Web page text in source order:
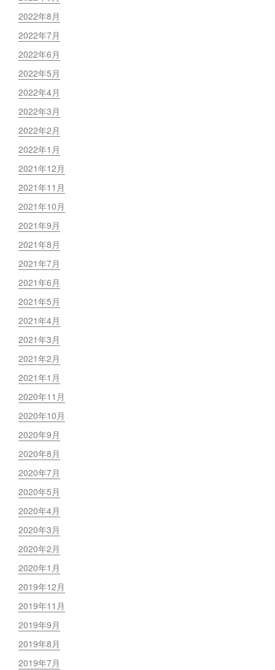
2022年8月
2022年7月
2022年6月
2022年5月
2022年4月
2022年3月
2022年2月
2022年1月
2021年12月
2021年11月
2021年10月
2021年9月
2021年8月
2021年7月
2021年6月
2021年5月
2021年4月
2021年3月
2021年2月
2021年1月
2020年11月
2020年10月
2020年9月
2020年8月
2020年7月
2020年5月
2020年4月
2020年3月
2020年2月
2020年1月
2019年12月
2019年11月
2019年9月
2019年8月
2019年7月